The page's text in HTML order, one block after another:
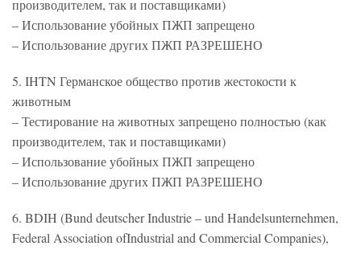
производителем, так и поставщиками)
– Использование убойных ПЖП запрещено
– Использование других ПЖП РАЗРЕШЕНО
5. IHTN Германское общество против жестокости к
животным
– Тестирование на животных запрещено полностью (как
производителем, так и поставщиками)
– Использование убойных ПЖП запрещено
– Использование других ПЖП РАЗРЕШЕНО
6. BDIH (Bund deutscher Industrie – und Handelsunternehmen,
Federal Association ofIndustrial and Commercial Companies),